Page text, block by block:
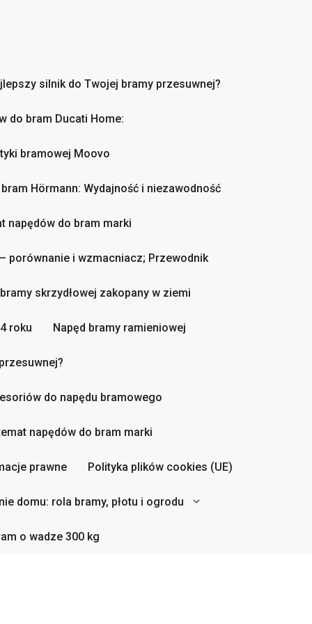
silnik do Twojej bramy przesuwnej?
do bram Ducati Home:
bramowej Moovo
Hörmann: Wydajność i niezawodność
napędów do bram marki
porównanie i wzmacniacz; Przewodnik
skrzydłowej zakopany w ziemi
roku Napęd bramy ramieniowej
do napędu bramowego
napędów do bram marki
prawne Polityka plików cookies (UE)
domu: rola bramy, płotu i ogrodu
o wadze 300 kg